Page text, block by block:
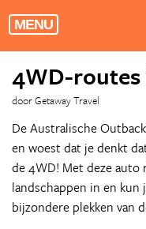
MENU
4WD-
door Getaway Travel
De Australische
en woest dat je denkt
de 4WD! Met deze
landschappen in en kun
bijzondere plekken van